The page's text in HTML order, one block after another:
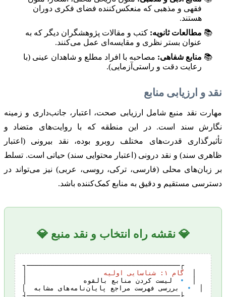
فقهی و مذهبی که منعکس‌کننده فضای فکری دوران
هستند.
مطالعات ثانویه: کتب و مقالات پژوهشگران دیگر که به
عنوان بستر نظری و مقایسه‌ای عمل می‌کنند.
منابع شفاهی: مصاحبه با افراد مطلع و شاهدان عینی (با
رعایت دقت و راستی‌آزمایی).
نقد و ارزیابی منابع
مهارت نقد منبع شامل ارزیابی صحت، اعتبار، جانب‌داری و زمینه
نگارش سند است. در این منطقه که با روایت‌های متضاد و
تأثیرگذاری قدرت‌های مختلف روبرو بوده، نقد بیرونی (اعتبار
ظاهری سند) و نقد درونی (اعتبار محتوایی سند) حیاتی است. تسلط
بر زبان‌های محلی (فارسی، ترکی، روسی، عربی) نیز می‌تواند در
دسترسی مستقیم و دقیق به منابع کمک‌کننده باشد.
💎 نقشه راه انتخاب و نقد منبع 💎
گام ۱: شناسایی اولیه
•
•